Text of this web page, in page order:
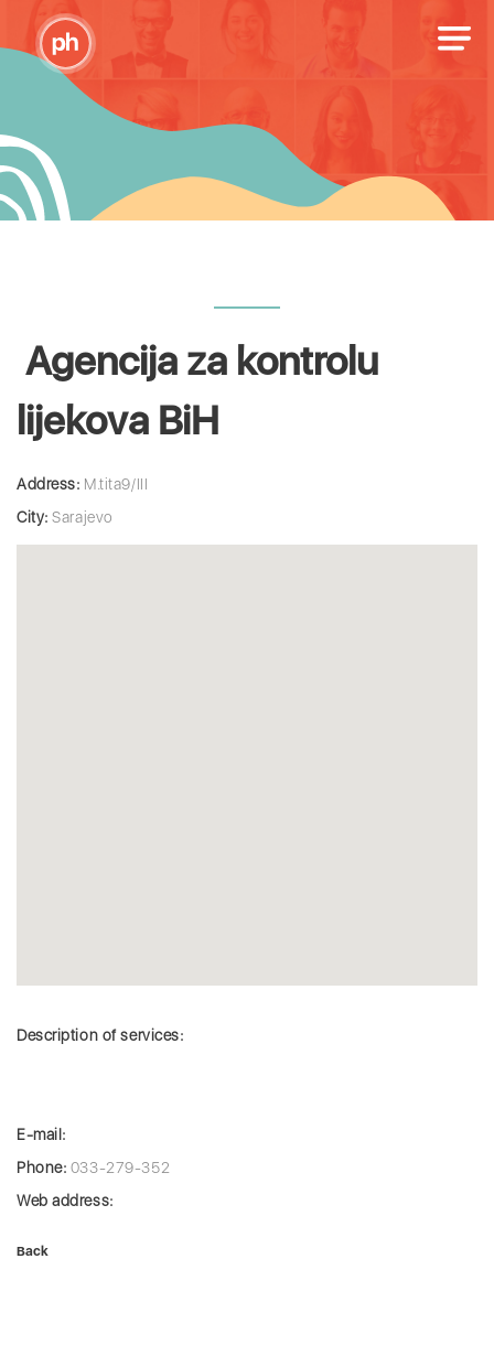
Agencija za kontrolu
lijekova BiH
Address: M.tita9/III
City: Sarajevo
Description of services:
E-mail:
Phone: 033-279-352
Web address:
Back